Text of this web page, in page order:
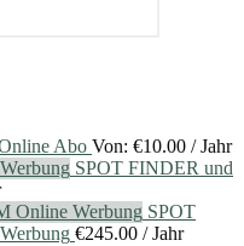
Abo Von: €10.00 / Jahr
SPOT FINDER und
SPOT
€245.00 / Jahr